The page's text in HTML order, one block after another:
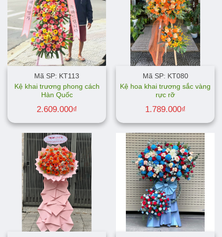
Mã SP: KT113
Kệ khai trương phong cách
Hàn Quốc
2.609.000₫
Mã SP: KT080
Kệ hoa khai trương sắc vàng
rực rỡ
1.789.000₫